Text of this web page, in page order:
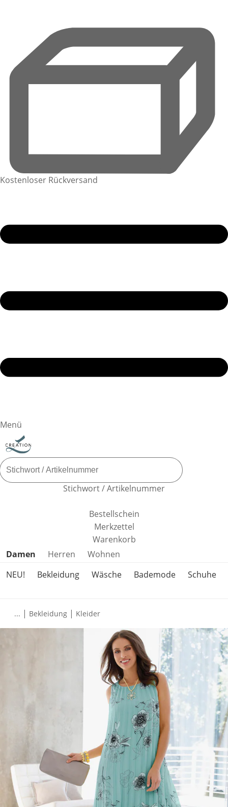
Kostenloser Rückversand
Menü
Stichwort / Artikelnummer
Bestellschein
Merkzettel
Warenkorb
Produktkategorien überspringen
Damen Herren
Wohnen
NEU!
Bekleidung Wäsche Bademode Schuhe
... | Bekleidung | Kleider